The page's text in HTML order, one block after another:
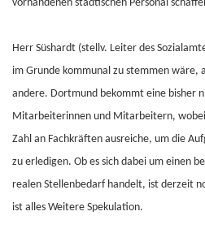
vorhandenen städtischen Personal
Herr Süshardt (stellv. Leiter des
im Grunde kommunal zu stemmen wäre,
andere. Dortmund bekommt eine bisher
Mitarbeiterinnen und Mitarbeitern, wobei
Zahl an Fachkräften ausreiche, um die
zu erledigen. Ob es sich dabei um einen
realen Stellenbedarf handelt, ist derzeit
ist alles Weitere Spekulation.